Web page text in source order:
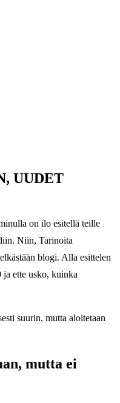
UUDET
on ilo esitellä teille
Niin, Tarinoita
blogi. Alla esittelen
ette usko, kuinka
suurin, mutta aloitetaan
mutta ei